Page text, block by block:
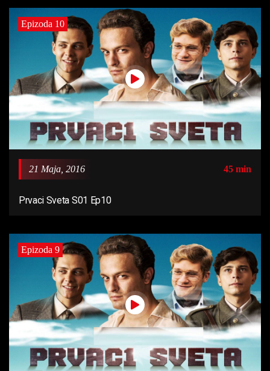
Epizoda 10
21 Maja, 2016 45 min
Prvaci Sveta S01 Ep10
Epizoda 9